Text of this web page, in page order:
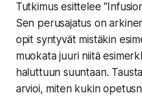
Tutkimus esittelee
Sen perusajatus on
opit syntyvät mistäkin
muokata juuri niitä
haluttuun suuntaan.
arvioi, miten kukin